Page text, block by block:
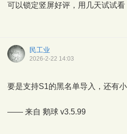
可以锁定竖屏好评，用几天试试看
民工业
2026-2-22 14:03
要是支持S1的黑名单导入，还有
—— 来自 鹅球 v3.5.99